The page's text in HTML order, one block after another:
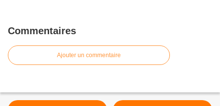
Commentaires
Ajouter un commentaire